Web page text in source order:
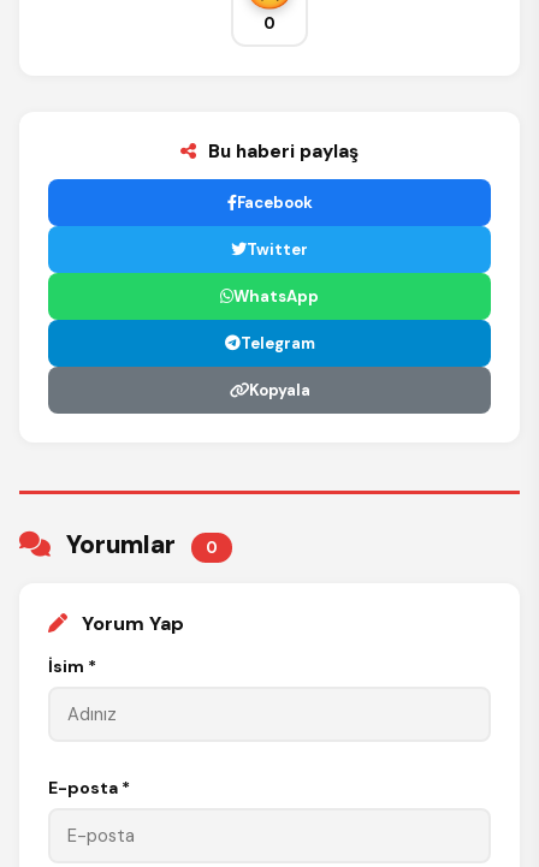
0
Bu haberi paylaş
Facebook
Twitter
WhatsApp
Telegram
Kopyala
Yorumlar 0
Yorum Yap
İsim *
E-posta *